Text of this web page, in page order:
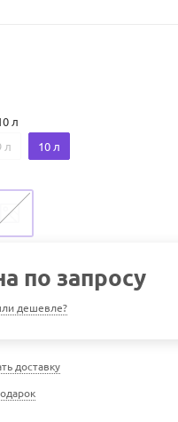
л
л 10 л
по запросу
дешевле?
доставку